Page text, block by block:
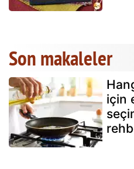
Son makaleler
için